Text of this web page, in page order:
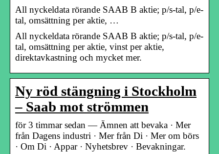
All nyckeldata rörande SAAB B aktie; p/s-tal, p/e-
tal, omsättning per aktie, …
All nyckeldata rörande SAAB B aktie; p/s-tal, p/e-
tal, omsättning per aktie, vinst per aktie,
direktavkastning och mycket mer.
Ny röd stängning i Stockholm
– Saab mot strömmen
för 3 timmar sedan — Ämnen att bevaka · Mer
från Dagens industri · Mer från Di · Mer om börs
· Om Di · Appar · Nyhetsbrev · Bevakningar.